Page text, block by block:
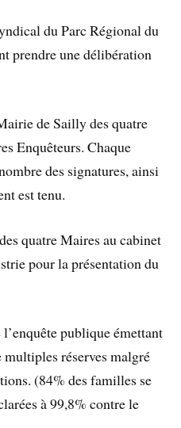
du Parc Régional du
prendre une délibération
de Sailly des quatre
Enquêteurs. Chaque
des signatures, ainsi
est tenu.
quatre Maires au cabinet
pour la présentation du
publique émettant
multiples réserves malgré
(84% des familles se
à 99,8% contre le